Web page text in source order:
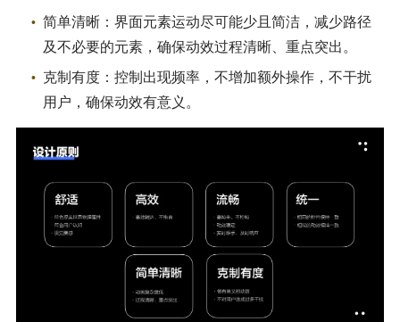
简单清晰：界面元素运动尽可能少且简洁，减少路径
及不必要的元素，确保动效过程清晰、重点突出。
克制有度：控制出现频率，不增加额外操作，不干扰
用户，确保动效有意义。